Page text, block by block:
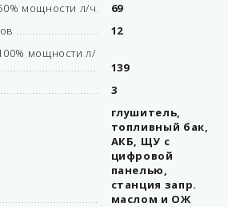
мощности л/ч
69
12
мощности л/
139
3
глушитель,
топливный бак,
АКБ, ЩУ с
цифровой
панелью,
станция запр.
маслом и ОЖ